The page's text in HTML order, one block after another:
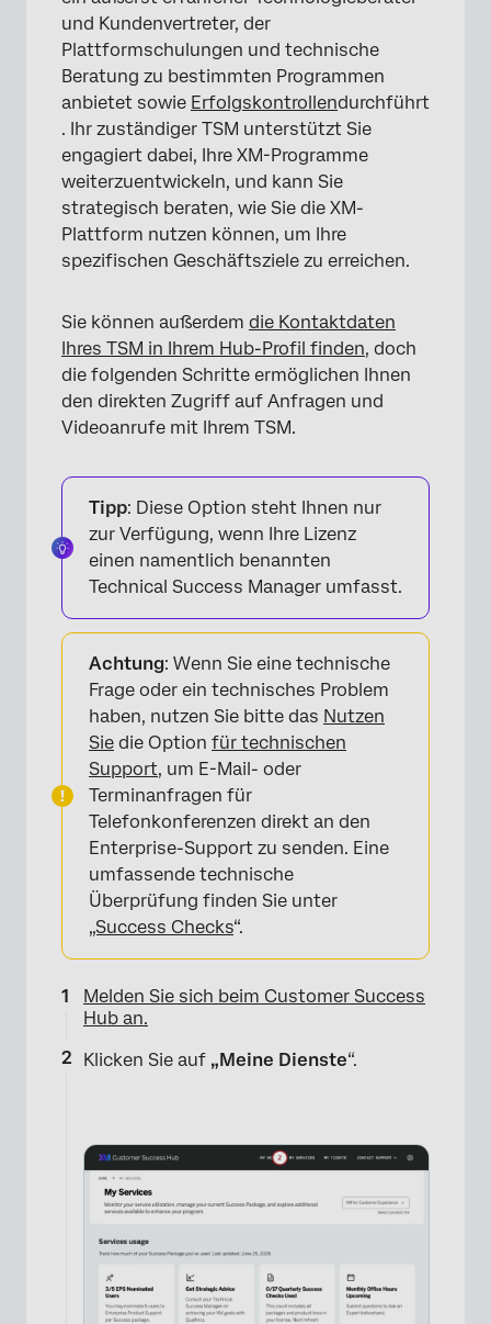
×
und Kundenvertreter, der
Plattformschulungen und technische
Beratung zu bestimmten Programmen
anbietet sowie Erfolgskontrollendurchführt
. Ihr zuständiger TSM unterstützt Sie
engagiert dabei, Ihre XM-Programme
weiterzuentwickeln, und kann Sie
strategisch beraten, wie Sie die XM-
Plattform nutzen können, um Ihre
spezifischen Geschäftsziele zu erreichen.
Sie können außerdem die Kontaktdaten
Ihres TSM in Ihrem Hub-Profil finden, doch
die folgenden Schritte ermöglichen Ihnen
den direkten Zugriff auf Anfragen und
Videoanrufe mit Ihrem TSM.
Tipp: Diese Option steht Ihnen nur
zur Verfügung, wenn Ihre Lizenz
einen namentlich benannten
Technical Success Manager umfasst.
Achtung: Wenn Sie eine technische
Frage oder ein technisches Problem
haben, nutzen Sie bitte das Nutzen
Sie die Option für technischen
Support, um E-Mail- oder
Terminanfragen für
Telefonkonferenzen direkt an den
Enterprise-Support zu senden. Eine
umfassende technische
Überprüfung finden Sie unter
„Success Checks“.
Melden Sie sich beim Customer Success
Hub an.
Klicken Sie auf „Meine Dienste“.